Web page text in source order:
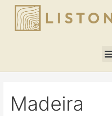
Madeira